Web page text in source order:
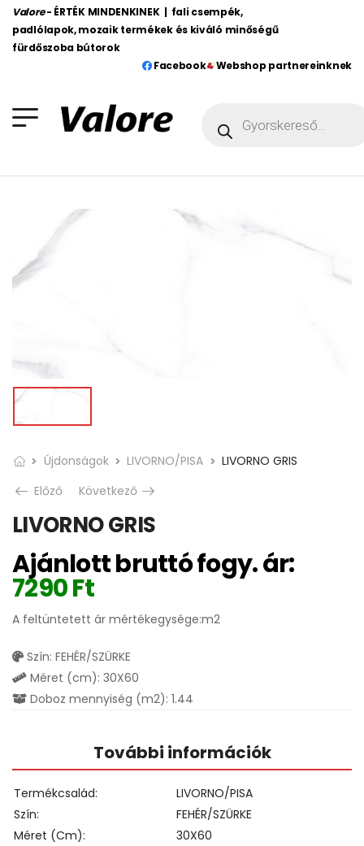
Valore - ÉRTÉK MINDENKINEK | fali csempék,
padlólapok, mozaik termékek és kiváló minőségű
fürdőszoba bútorok
Facebook
Webshop partnereinknek
Újdonságok LIVORNO/PISA
LIVORNO GRIS
Előző
Következő
LIVORNO GRIS
Ajánlott bruttó fogy. ár:
7290Ft
A feltüntetett ár mértékegysége:m2
Szín: FEHÉR/SZÜRKE
Méret (cm): 30X60
Doboz mennyiség (m2): 1.44
További információk
Termékcsalád
LIVORNO/PISA
Szín
FEHÉR/SZÜRKE
Méret (cm)
30X60